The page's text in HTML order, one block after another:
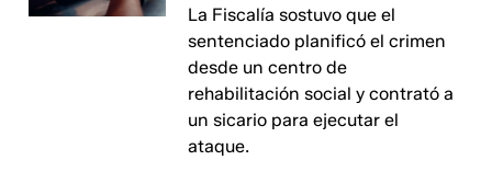
La Fiscalía sostuvo que el
sentenciado planificó el crimen
desde un centro de
rehabilitación social y contrató a
un sicario para ejecutar el
ataque.